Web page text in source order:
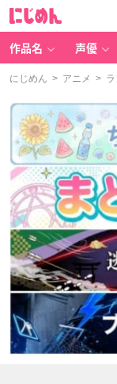
作品名 声優
にじめん > アニメ >